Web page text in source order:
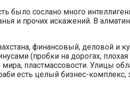
было сослано много
и прочих искажений. В
финансовый, деловой и
(пробки на дорогах,
пластмассовости. Улицы
есть целый бизнес-